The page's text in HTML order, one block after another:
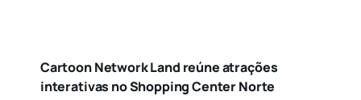
Cartoon Network Land reúne atrações
interativas no Shopping Center Norte